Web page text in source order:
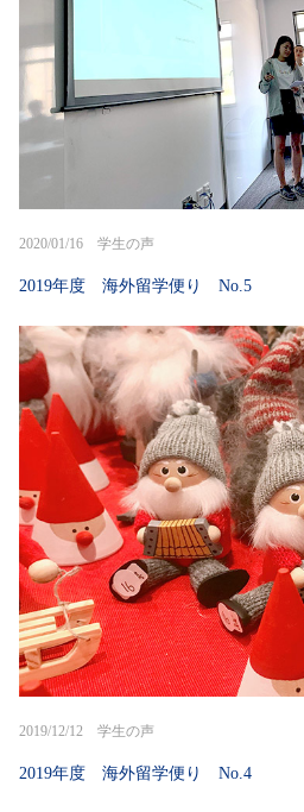
2020/01/16 学生の声
2019年度 海外留学便り No.5
2019/12/12 学生の声
2019年度 海外留学便り No.4